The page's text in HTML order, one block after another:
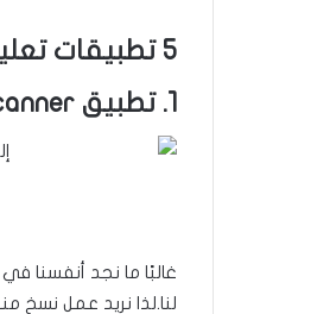
5 تطبيقات تعليمية للأندرويد تجعل حياتك العملية والدراسية سهلة
1. تطبيق CamScanner – ماسح ضوئي لمسح PDF
لنا.لذا نريد عمل نسخ